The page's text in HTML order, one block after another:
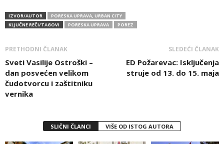
IZVOR/AUTOR
PORESKA UPRAVA, URBAN CITY
KLJUČNE REČI/TAGOVI
PORESKA UPRAVA POREZ
PRETHODNI ČLANAK
Sveti Vasilije Ostroški –
dan posvećen velikom
čudotvorcu i zaštitniku
vernika
SLEDEĆI ČLANAK
ED Požarevac: Isključenja
struje od 13. do 15. maja
SLIČNI ČLANCI VIŠE OD ISTOG AUTORA